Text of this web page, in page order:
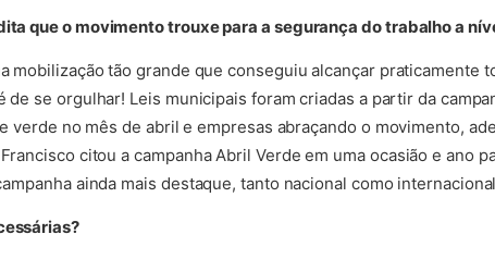
que o movimento trouxe para a segurança do trabalho a
mobilização tão grande que conseguiu alcançar praticamente
se orgulhar! Leis municipais foram criadas a partir da
verde no mês de abril e empresas abraçando o movimento,
citou a campanha Abril Verde em uma ocasião e ano
ainda mais destaque, tanto nacional como